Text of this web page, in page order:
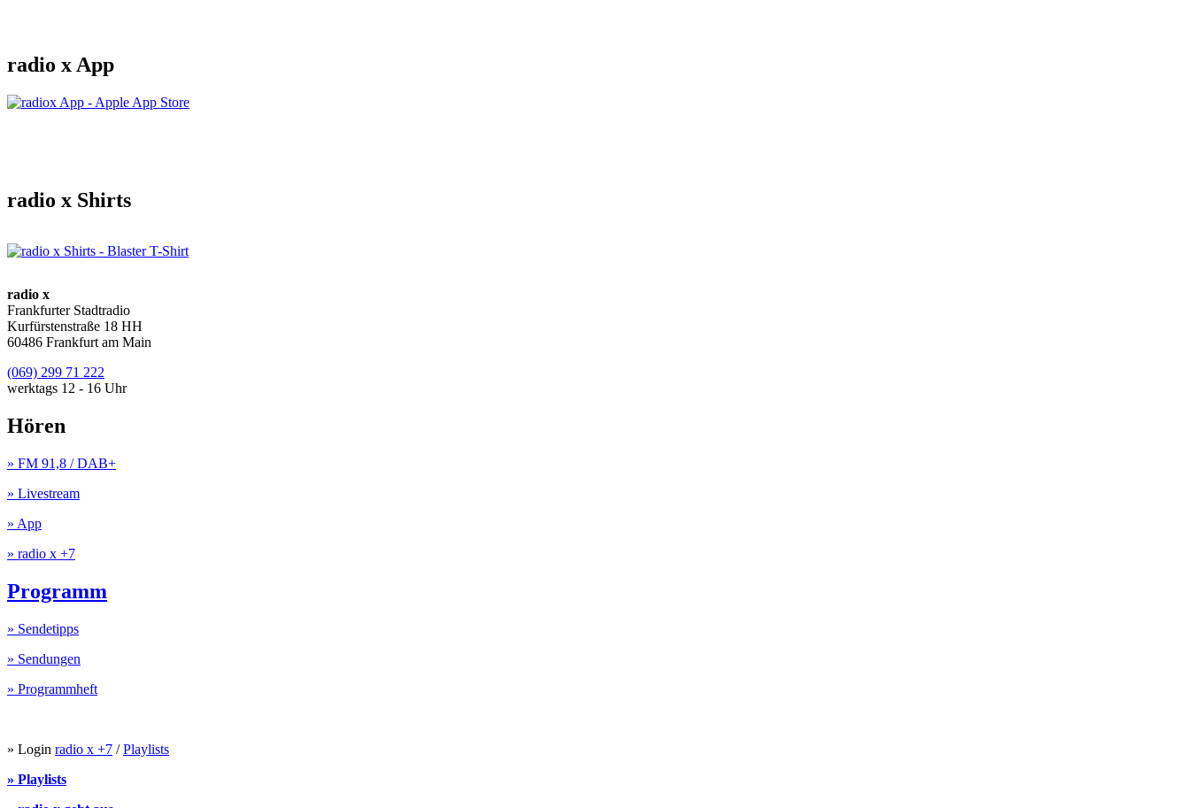
radio x App
radio x Shirts
radio x
Frankfurter Stadtradio
Kurfürstenstraße 18 HH
60486 Frankfurt am Main
(069) 299 71 222
werktags 12 - 16 Uhr
Hören
» FM 91,8 / DAB+
» Livestream
» App
» radio x +7
Programm
» Sendetipps
» Sendungen
» Programmheft
» Login radio x +7 /Playlists
» Playlists